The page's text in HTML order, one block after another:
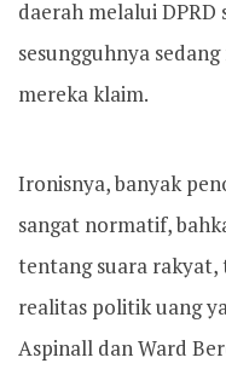
daerah melalui DPRD
sesungguhnya
mereka klaim.
Ironisnya, banyak
sangat normatif,
tentang suara
realitas politik uang
Aspinall dan Ward